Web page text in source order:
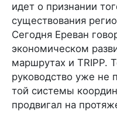
идет о признании
существования
Сегодня Ереван
экономическом
маршрутах и TRIPP.
руководство уже не
той системы
продвигал на